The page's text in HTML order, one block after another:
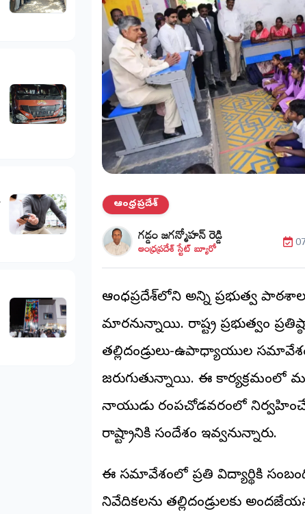
ఆంధ్రప్రదేశ్
గడ్డం జగన్మోహన్ రెడ్డి
ఆంధ్రప్రదేశ్ స్టేట్ బ్యూరో
ఆంధ్రప్రదేశ్‌లోని అన్ని ప్రభుత్వ
మారనున్నాయి. రాష్ట్ర ప్రభుత్వం
తల్లిదండ్రులు-ఉపాధ్యాయుల
జరుగుతున్నాయి. ఈ కార్యక్రమంలో
నాయుడు రంపచోడవరంలో
రాష్ట్రానికి సందేశం ఇవ్వనున్నారు.
ఈ సమావేశంలో ప్రతి విద్యార్థికి
నివేదికలను తల్లిదండ్రులకు